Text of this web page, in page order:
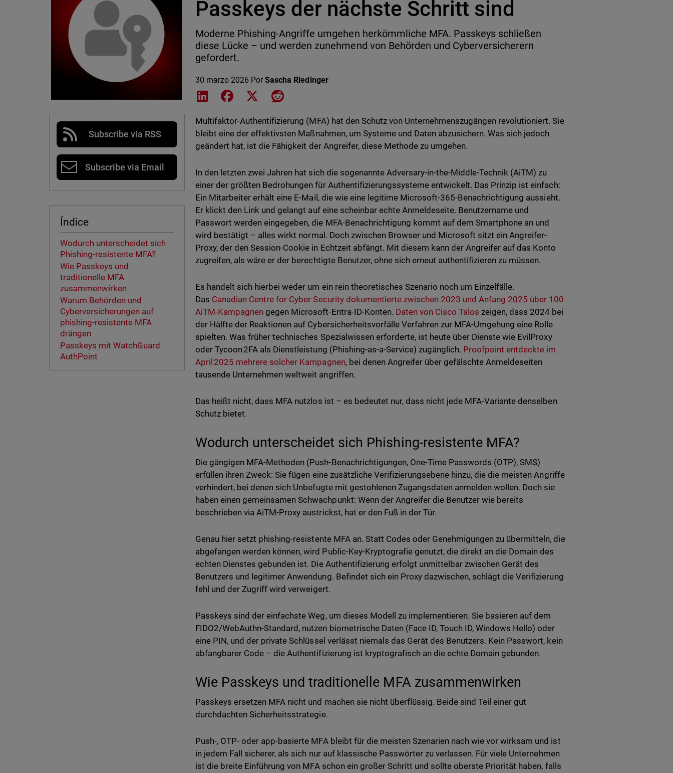
Subscribe via RSS
Subscribe via Email
Índice
Wodurch unterscheidet sich
Phishing-resistente MFA?
Wie Passkeys und
traditionelle MFA
zusammenwirken
Warum Behörden und
Cyberversicherungen auf
phishing-resistente MFA
drängen
Passkeys mit WatchGuard
AuthPoint
Passkeys der nächste Schritt sind
Moderne Phishing-Angriffe umgehen herkömmliche MFA. Passkeys schließen
diese Lücke – und werden zunehmend von Behörden und Cyberversicherern
gefordert.
30 marzo 2026 PorSascha Riedinger
Share on LinkedIn
Share on Facebook
Share on XShare on Reddit
Multifaktor-Authentifizierung (MFA) hat den Schutz von Unternehmenszugängen revolutioniert. Sie
bleibt eine der effektivsten Maßnahmen, um Systeme und Daten abzusichern. Was sich jedoch
geändert hat, ist die Fähigkeit der Angreifer, diese Methode zu umgehen.
In den letzten zwei Jahren hat sich die sogenannte Adversary-in-the-Middle-Technik (AiTM) zu
einer der größten Bedrohungen für Authentifizierungssysteme entwickelt. Das Prinzip ist einfach:
Ein Mitarbeiter erhält eine E-Mail, die wie eine legitime Microsoft-365-Benachrichtigung aussieht.
Er klickt den Link und gelangt auf eine scheinbar echte Anmeldeseite. Benutzername und
Passwort werden eingegeben, die MFA-Benachrichtigung kommt auf dem Smartphone an und
wird bestätigt – alles wirkt normal. Doch zwischen Browser und Microsoft sitzt ein Angreifer-
Proxy, der den Session-Cookie in Echtzeit abfängt. Mit diesem kann der Angreifer auf das Konto
zugreifen, als wäre er der berechtigte Benutzer, ohne sich erneut authentifizieren zu müssen.
Es handelt sich hierbei weder um ein rein theoretisches Szenario noch um Einzelfälle.
Das Canadian Centre for Cyber Security dokumentierte zwischen 2023 und Anfang 2025 über 100
AiTM-Kampagnen gegen Microsoft-Entra-ID-Konten. Daten von Cisco Talos zeigen, dass 2024 bei
der Hälfte der Reaktionen auf Cybersicherheitsvorfälle Verfahren zur MFA-Umgehung eine Rolle
spielten. Was früher technisches Spezialwissen erforderte, ist heute über Dienste wie EvilProxy
oder Tycoon 2FA als Dienstleistung (Phishing-as-a-Service) zugänglich. Proofpoint entdeckte im
April 2025 mehrere solcher Kampagnen, bei denen Angreifer über gefälschte Anmeldeseiten
tausende Unternehmen weltweit angriffen.
Das heißt nicht, dass MFA nutzlos ist – es bedeutet nur, dass nicht jede MFA-Variante denselben
Schutz bietet.
Wodurch unterscheidet sich Phishing-resistente MFA?
Die gängigen MFA-Methoden (Push-Benachrichtigungen, One-Time Passwords (OTP), SMS)
erfüllen ihren Zweck: Sie fügen eine zusätzliche Verifizierungsebene hinzu, die die meisten Angriffe
verhindert, bei denen sich Unbefugte mit gestohlenen Zugangsdaten anmelden wollen. Doch sie
haben einen gemeinsamen Schwachpunkt: Wenn der Angreifer die Benutzer wie bereits
beschrieben via AiTM-Proxy austrickst, hat er den Fuß in der Tür.
Genau hier setzt phishing-resistente MFA an. Statt Codes oder Genehmigungen zu übermitteln, die
abgefangen werden können, wird Public-Key-Kryptografie genutzt, die direkt an die Domain des
echten Dienstes gebunden ist. Die Authentifizierung erfolgt unmittelbar zwischen Gerät des
Benutzers und legitimer Anwendung. Befindet sich ein Proxy dazwischen, schlägt die Verifizierung
fehl und der Zugriff wird verweigert.
Passkeys sind der einfachste Weg, um dieses Modell zu implementieren. Sie basieren auf dem
FIDO2/WebAuthn-Standard, nutzen biometrische Daten (Face ID, Touch ID, Windows Hello) oder
eine PIN, und der private Schlüssel verlässt niemals das Gerät des Benutzers. Kein Passwort, kein
abfangbarer Code – die Authentifizierung ist kryptografisch an die echte Domain gebunden.
Wie Passkeys und traditionelle MFA zusammenwirken
Passkeys ersetzen MFA nicht und machen sie nicht überflüssig. Beide sind Teil einer gut
durchdachten Sicherheitsstrategie.
Push-, OTP- oder app-basierte MFA bleibt für die meisten Szenarien nach wie vor wirksam und ist
in jedem Fall sicherer, als sich nur auf klassische Passwörter zu verlassen. Für viele Unternehmen
ist die breite Einführung von MFA schon ein großer Schritt und sollte oberste Priorität haben, falls